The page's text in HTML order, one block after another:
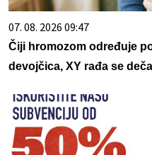
07. 08. 2026 09:47
Čiji hromozom određuje
devojčica, XY rađa se